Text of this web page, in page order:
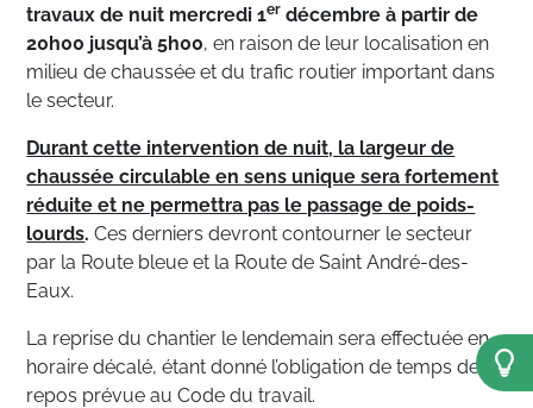
travaux de nuit mercredi 1er décembre à partir de
20h00 jusqu’à 5h00, en raison de leur localisation en
milieu de chaussée et du trafic routier important dans
le secteur.
Durant cette intervention de nuit, la largeur de
chaussée circulable en sens unique sera fortement
réduite et ne permettra pas le passage de poids-
lourds. Ces derniers devront contourner le secteur
par la Route bleue et la Route de Saint André-des-
Eaux.
La reprise du chantier le lendemain sera effectuée en
horaire décalé, étant donné l’obligation de temps de
repos prévue au Code du travail.